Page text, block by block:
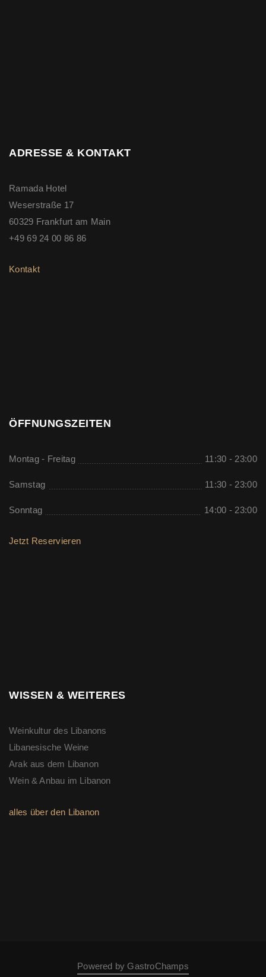
ADRESSE & KONTAKT
Ramada Hotel
Weserstraße 17
60329 Frankfurt am Main
+49 69 24 00 86 86
Kontakt
ÖFFNUNGSZEITEN
Montag - Freitag 11:30 - 23:00
Samstag 11:30 - 23:00
Sonntag 14:00 - 23:00
Jetzt Reservieren
WISSEN & WEITERES
Weinkultur des Libanons
Libanesische Weine
Arak aus dem Libanon
Wein & Anbau im Libanon
alles über den Libanon
Powered by GastroChamps